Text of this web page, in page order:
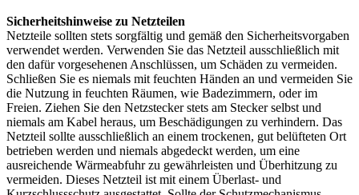
Sicherheitshinweise zu Netzteilen
Netzteile sollten stets sorgfältig und gemäß den Sicherheitsvorgaben
verwendet werden. Verwenden Sie das Netzteil ausschließlich mit
den dafür vorgesehenen Anschlüssen, um Schäden zu vermeiden.
Schließen Sie es niemals mit feuchten Händen an und vermeiden Sie
die Nutzung in feuchten Räumen, wie Badezimmern, oder im
Freien. Ziehen Sie den Netzstecker stets am Stecker selbst und
niemals am Kabel heraus, um Beschädigungen zu verhindern. Das
Netzteil sollte ausschließlich an einem trockenen, gut belüfteten Ort
betrieben werden und niemals abgedeckt werden, um eine
ausreichende Wärmeabfuhr zu gewährleisten und Überhitzung zu
vermeiden. Dieses Netzteil ist mit einem Überlast- und